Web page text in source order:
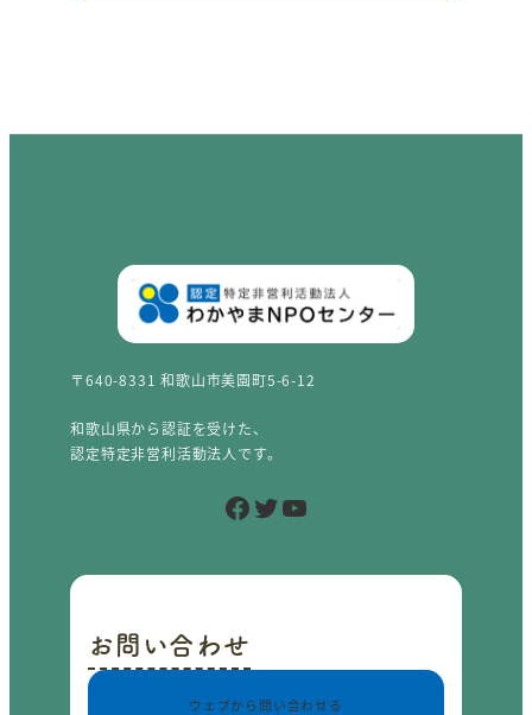
〒640-8331 和歌山市美園町5-6-12
和歌山県から認証を受けた、
認定特定非営利活動法人です。
Facebook Twitter YouTube
お問い合わせ
ウェブから問い合わせる